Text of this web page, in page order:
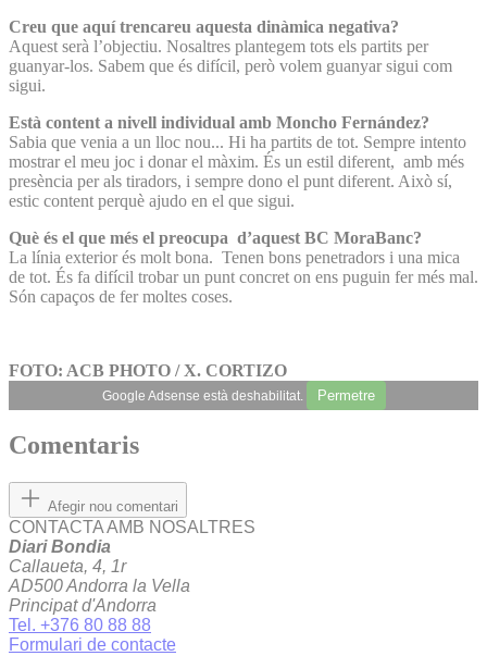
Creu que aquí trencareu aquesta dinàmica negativa?
Aquest serà l’objectiu. Nosaltres plantegem tots els partits per
guanyar-los. Sabem que és difícil, però volem guanyar sigui com
sigui.
Està content a nivell individual amb Moncho Fernández?
Sabia que venia a un lloc nou... Hi ha partits de tot. Sempre intento
mostrar el meu joc i donar el màxim. És un estil diferent, amb més
presència per als tiradors, i sempre dono el punt diferent. Això sí,
estic content perquè ajudo en el que sigui.
Què és el que més el preocupa d’aquest BC MoraBanc?
La línia exterior és molt bona. Tenen bons penetradors i una mica
de tot. És fa difícil trobar un punt concret on ens puguin fer més mal.
Són capaços de fer moltes coses.
FOTO: ACB PHOTO / X. CORTIZO
Google Adsense està deshabilitat. Permetre
Comentaris
Afegir nou comentari
CONTACTA AMB NOSALTRES
Diari Bondia
Callaueta, 4, 1r
AD500 Andorra la Vella
Principat d'Andorra
Tel. +376 80 88 88
Formulari de contacte